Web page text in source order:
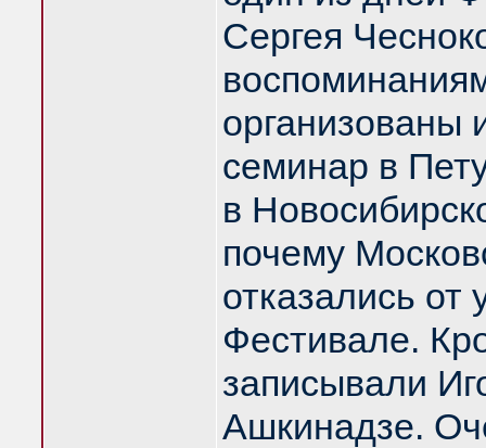
Сергея
организованы
семинар в
в
почему
отказались от
Фестивале.
записывали
Ашкинадзе.